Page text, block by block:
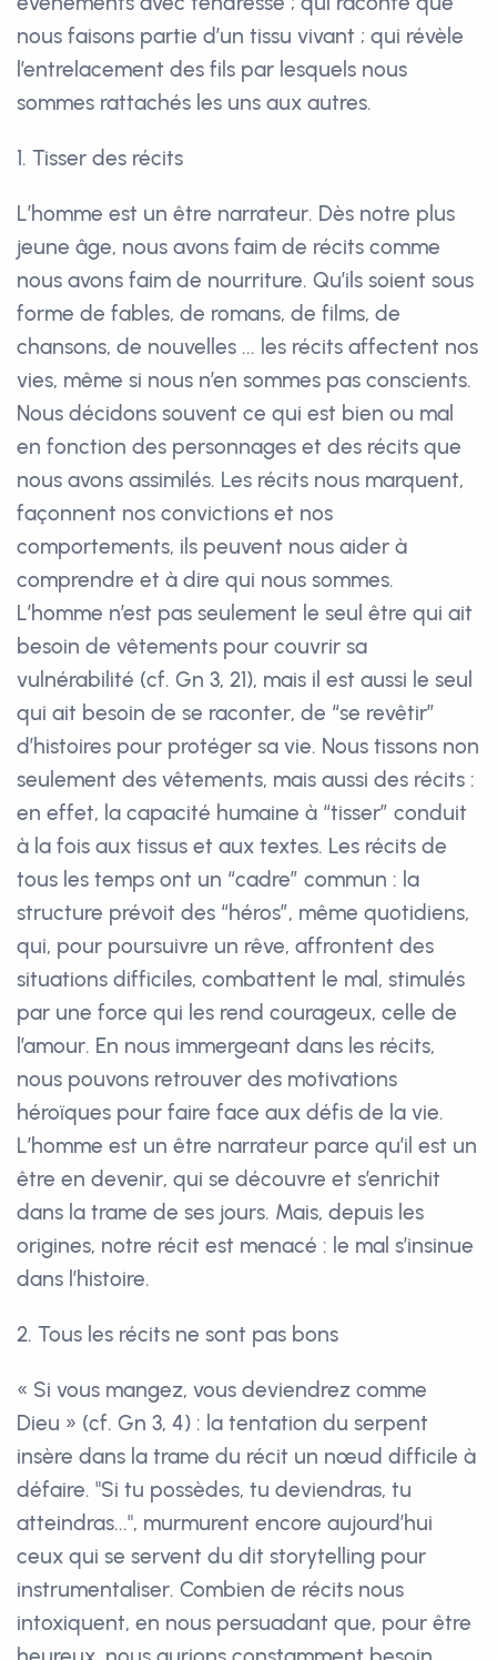
nous faisons partie d’un tissu vivant ; qui révèle
l’entrelacement des fils par lesquels nous
sommes rattachés les uns aux autres.
1. Tisser des récits
L’homme est un être narrateur. Dès notre plus
jeune âge, nous avons faim de récits comme
nous avons faim de nourriture. Qu’ils soient sous
forme de fables, de romans, de films, de
chansons, de nouvelles ... les récits affectent nos
vies, même si nous n’en sommes pas conscients.
Nous décidons souvent ce qui est bien ou mal
en fonction des personnages et des récits que
nous avons assimilés. Les récits nous marquent,
façonnent nos convictions et nos
comportements, ils peuvent nous aider à
comprendre et à dire qui nous sommes.
L’homme n’est pas seulement le seul être qui ait
besoin de vêtements pour couvrir sa
vulnérabilité (cf. Gn 3, 21), mais il est aussi le seul
qui ait besoin de se raconter, de “se revêtir”
d’histoires pour protéger sa vie. Nous tissons non
seulement des vêtements, mais aussi des récits :
en effet, la capacité humaine à “tisser” conduit
à la fois aux tissus et aux textes. Les récits de
tous les temps ont un “cadre” commun : la
structure prévoit des “héros”, même quotidiens,
qui, pour poursuivre un rêve, affrontent des
situations difficiles, combattent le mal, stimulés
par une force qui les rend courageux, celle de
l’amour. En nous immergeant dans les récits,
nous pouvons retrouver des motivations
héroïques pour faire face aux défis de la vie.
L’homme est un être narrateur parce qu’il est un
être en devenir, qui se découvre et s’enrichit
dans la trame de ses jours. Mais, depuis les
origines, notre récit est menacé : le mal s’insinue
dans l’histoire.
2. Tous les récits ne sont pas bons
« Si vous mangez, vous deviendrez comme
Dieu » (cf. Gn 3, 4) : la tentation du serpent
insère dans la trame du récit un nœud difficile à
défaire. "Si tu possèdes, tu deviendras, tu
atteindras...", murmurent encore aujourd’hui
ceux qui se servent du dit storytelling pour
instrumentaliser. Combien de récits nous
intoxiquent, en nous persuadant que, pour être